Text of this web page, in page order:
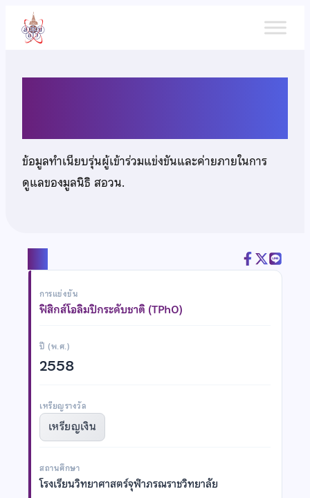
เนื้อหา
ข้อมูลทำเนียบรุ่นผู้เข้าร่วมแข่งขันและค่ายภายในการ
ดูแลของมูลนิธิ สอวน.
การแข่งขัน
ฟิสิกส์โอลิมปิกระดับชาติ (TPhO)
ปี (พ.ศ.)
2558
เหรียญรางวัล
เหรียญเงิน
สถานศึกษา
โรงเรียนวิทยาศาสตร์จุฬาภรณราชวิทยาลัย